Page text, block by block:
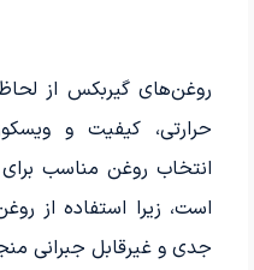
روغن‌های گیربکس از لحاظ
حرارتی، کیفیت و
انتخاب روغن مناسب
است، زیرا استفاده از
جدی و غیرقابل جبرانی